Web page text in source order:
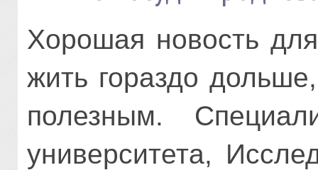
Хорошая новость
жить гораздо
полезным.
университета,